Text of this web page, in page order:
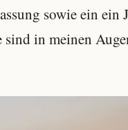
sowie ein ein
in meinen